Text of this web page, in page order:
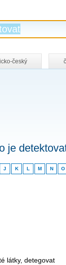
český
je
J K L M N O
látky, detegovat